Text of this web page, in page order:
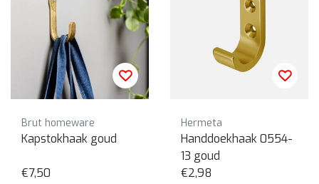
Brut homeware
Kapstokhaak goud
€7,50
Hermeta
Handdoekhaak 0554-
13 goud
€2,98